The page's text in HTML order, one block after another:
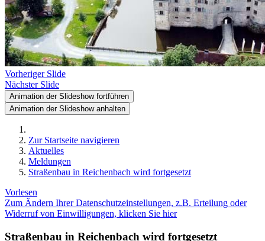
Vorheriger Slide
Nächster Slide
Animation der Slideshow fortführen
Animation der Slideshow anhalten
Zur Startseite navigieren
Aktuelles
Meldungen
Straßenbau in Reichenbach wird fortgesetzt
Vorlesen
Zum Ändern Ihrer Datenschutzeinstellungen, z.B. Erteilung oder
Widerruf von Einwilligungen, klicken Sie hier
Straßenbau in Reichenbach wird fortgesetzt